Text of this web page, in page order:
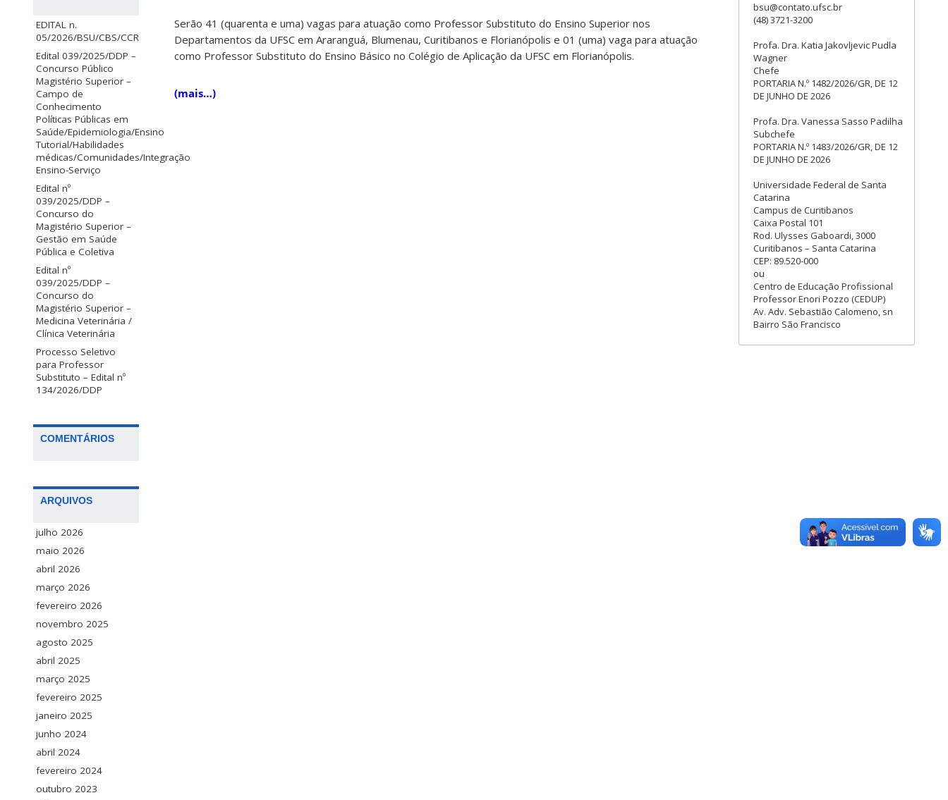
EDITAL n.
05/2026/BSU/CBS/CCR
Edital 039/2025/DDP –
Concurso Público
Magistério Superior –
Campo de
Conhecimento
Políticas Públicas em
Saúde/Epidemiologia/Ensino
Tutorial/Habilidades
médicas/Comunidades/Integração
Ensino-Serviço
Edital nº
039/2025/DDP –
Concurso do
Magistério Superior –
Gestão em Saúde
Pública e Coletiva
Edital nº
039/2025/DDP –
Concurso do
Magistério Superior –
Medicina Veterinária /
Clínica Veterinária
Processo Seletivo
para Professor
Substituto – Edital nº
134/2026/DDP
COMENTÁRIOS
ARQUIVOS
julho 2026
maio 2026
abril 2026
março 2026
fevereiro 2026
novembro 2025
agosto 2025
abril 2025
março 2025
fevereiro 2025
janeiro 2025
junho 2024
abril 2024
fevereiro 2024
outubro 2023
Serão 41 (quarenta e uma) vagas para atuação como Professor Substituto do Ensino Superior nos
Departamentos da UFSC em Araranguá, Blumenau, Curitibanos e Florianópolis e 01 (uma) vaga para atuação
como Professor Substituto do Ensino Básico no Colégio de Aplicação da UFSC em Florianópolis.
(mais…)
bsu@contato.ufsc.br
(48) 3721-3200
Profa. Dra. Katia Jakovljevic Pudla
Wagner
Chefe
PORTARIA N.º 1482/2026/GR, DE 12
DE JUNHO DE 2026
Profa. Dra. Vanessa Sasso Padilha
Subchefe
PORTARIA N.º 1483/2026/GR, DE 12
DE JUNHO DE 2026
Universidade Federal de Santa
Catarina
Campus de Curitibanos
Caixa Postal 101
Rod. Ulysses Gaboardi, 3000
Curitibanos – Santa Catarina
CEP: 89.520-000
ou
Centro de Educação Profissional
Professor Enori Pozzo (CEDUP)
Av. Adv. Sebastião Calomeno, sn
Bairro São Francisco